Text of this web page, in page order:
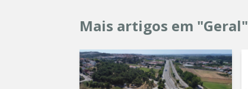
Mais artigos em "Geral"